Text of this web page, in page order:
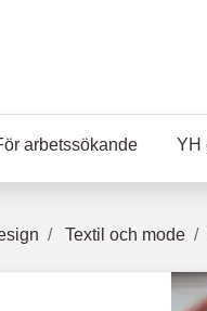
arbetssökande YH
Textil och mode